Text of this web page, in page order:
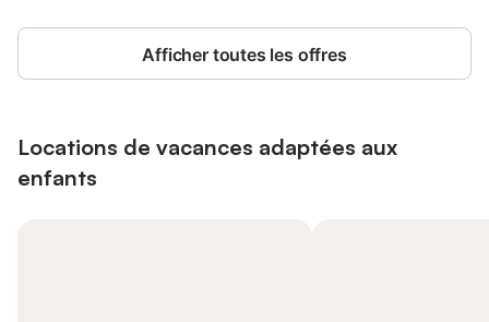
Afficher toutes les offres
Locations de vacances adaptées aux
enfants